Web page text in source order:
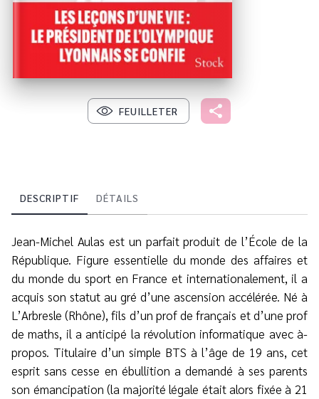
FEUILLETER
DESCRIPTIF DÉTAILS
Jean-Michel Aulas est un parfait produit de l’École de la
République. Figure essentielle du monde des affaires et
du monde du sport en France et internationalement, il a
acquis son statut au gré d’une ascension accélérée. Né à
L’Arbresle (Rhône), fils d’un prof de français et d’une prof
de maths, il a anticipé la révolution informatique avec à-
propos. Titulaire d’un simple BTS à l’âge de 19 ans, cet
esprit sans cesse en ébullition a demandé à ses parents
son émancipation (la majorité légale était alors fixée à 21